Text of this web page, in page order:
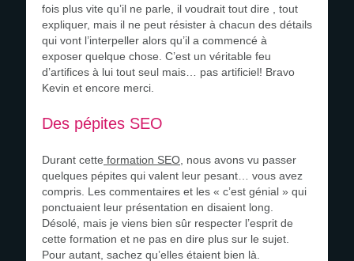
fois plus vite qu’il ne parle, il voudrait tout dire , tout
expliquer, mais il ne peut résister à chacun des détails
qui vont l’interpeller alors qu’il a commencé à
exposer quelque chose. C’est un véritable feu
d’artifices à lui tout seul mais… pas artificiel! Bravo
Kevin et encore merci.
Des pépites SEO
Durant cette formation SEO , nous avons vu passer
quelques pépites qui valent leur pesant… vous avez
compris. Les commentaires et les « c’est génial » qui
ponctuaient leur présentation en disaient long.
Désolé, mais je viens bien sûr respecter l’esprit de
cette formation et ne pas en dire plus sur le sujet.
Pour autant, sachez qu’elles étaient bien là.